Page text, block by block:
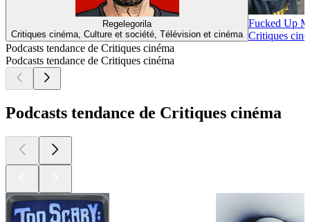
Regelegorila
Critiques cinéma, Culture et société, Télévision et cinéma
Fucked Up
Critiques
Podcasts tendance de Critiques cinéma
Podcasts tendance de Critiques cinéma
Podcasts tendance de Critiques cinéma